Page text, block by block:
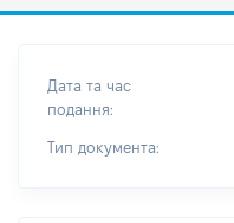
Дата та час
подання:
Тип документа: